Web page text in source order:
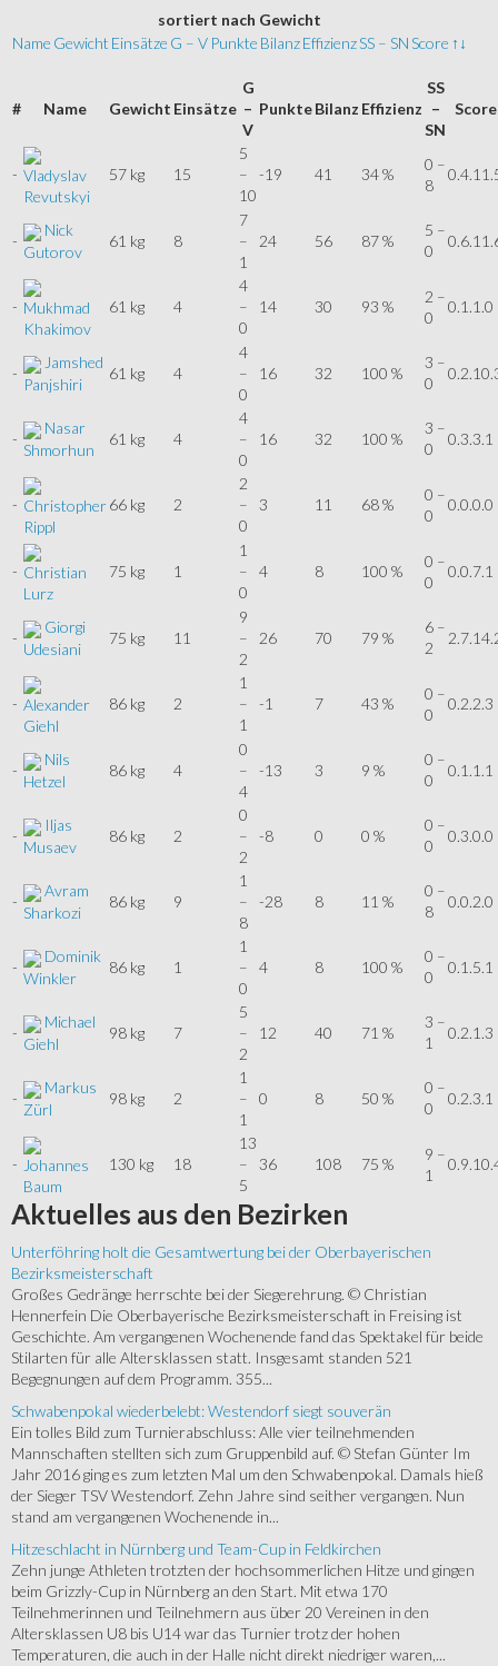
sortiert nach Gewicht
Name Gewicht Einsätze G – V Punkte BilanzEffizienzSS – SNScore ↑↓
# Name Gewicht Einsätze
G
–
V
PunkteBilanz Effizienz
SS
–
SN
Score
- Vladyslav
Revutskyi
57 kg 15
5
–
10
-19 41 34 %
0 –
8
-
Nick
Gutorov
61 kg 8
7
–
1
24 56 87 %
5 –
0
- Mukhmad
Khakimov
61 kg 4
4
–
0
14 30 93 %
2 –
0
0.1.1.0
-
Jamshed
Panjshiri
61 kg 4
4
–
0
16 32 100 %
3 –
0
-
Nasar
Shmorhun
61 kg 4
4
–
0
16 32 100 %
3 –
0
0.3.3.1
- Christopher
Rippl
66 kg 2
2
–
0
3 11 68 %
0 –
0
0.0.0.0
- Christian
Lurz
75 kg 1
1
–
0
4 8 100 %
0 –
0
0.0.7.1
-
Giorgi
Udesiani
75 kg 11
9
–
2
26 70 79 %
6 –
2
- Alexander
Giehl
86 kg 2
1
–
1
-1 7 43 %
0 –
0
0.2.2.3
-
Nils
Hetzel
86 kg 4
0
–
4
-13 3 9 %
0 –
0
0.1.1.1
-
Iljas
Musaev
86 kg 2
0
–
2
-8 0 0 %
0 –
0
0.3.0.0
-
Avram
Sharkozi
86 kg 9
1
–
8
-28 8 11 %
0 –
8
0.0.2.0
-
Dominik
Winkler
86 kg 1
1
–
0
4 8 100 %
0 –
0
0.1.5.1
-
Michael
Giehl
98 kg 7
5
–
2
12 40 71 %
3 –
1
0.2.1.3
-
Markus
Zürl
98 kg 2
1
–
1
0 8 50 %
0 –
0
0.2.3.1
- Johannes
Baum
130 kg 18
13
–
5
36 108 75 %
9 –
1
Aktuelles aus den Bezirken
Unterföhring holt die Gesamtwertung bei der Oberbayerischen
Bezirksmeisterschaft
Großes Gedränge herrschte bei der Siegerehrung. © Christian
Hennerfein Die Oberbayerische Bezirksmeisterschaft in Freising ist
Geschichte. Am vergangenen Wochenende fand das Spektakel für beide
Stilarten für alle Altersklassen statt. Insgesamt standen 521
Begegnungen auf dem Programm. 355...
Schwabenpokal wiederbelebt: Westendorf siegt souverän
Ein tolles Bild zum Turnierabschluss: Alle vier teilnehmenden
Mannschaften stellten sich zum Gruppenbild auf. © Stefan Günter Im
Jahr 2016 ging es zum letzten Mal um den Schwabenpokal. Damals hieß
der Sieger TSV Westendorf. Zehn Jahre sind seither vergangen. Nun
stand am vergangenen Wochenende in...
Hitzeschlacht in Nürnberg und Team-Cup in Feldkirchen
Zehn junge Athleten trotzten der hochsommerlichen Hitze und gingen
beim Grizzly-Cup in Nürnberg an den Start. Mit etwa 170
Teilnehmerinnen und Teilnehmern aus über 20 Vereinen in den
Altersklassen U8 bis U14 war das Turnier trotz der hohen
Temperaturen, die auch in der Halle nicht direkt niedriger waren,...